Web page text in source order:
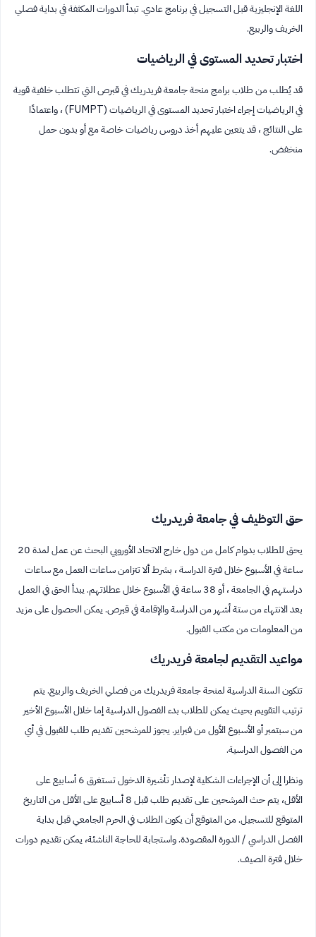
اللغة الإنجليزية قبل التسجيل في برنامج عادي. تبدأ الدورات المكثفة في بداية فصلي
الخريف والربيع.
اختبار تحديد المستوى في الرياضيات
قد يُطلب من طلاب برامج منحة جامعة فريدريك في قبرص التي تتطلب خلفية قوية
في الرياضيات إجراء اختبار تحديد المستوى في الرياضيات (FUMPT) ، واعتمادًا
على النتائج ، قد يتعين عليهم أخذ دروس رياضيات خاصة مع أو بدون حمل
منخفض.
حق التوظيف في جامعة فريدريك
يحق للطلاب بدوام كامل من دول خارج الاتحاد الأوروبي البحث عن عمل لمدة 20
ساعة في الأسبوع خلال فترة الدراسة ، بشرط ألا تتزامن ساعات العمل مع ساعات
دراستهم في الجامعة ، أو 38 ساعة في الأسبوع خلال عطلاتهم. يبدأ الحق في العمل
بعد الانتهاء من ستة أشهر من الدراسة والإقامة في قبرص. يمكن الحصول على مزيد
من المعلومات من مكتب القبول.
مواعيد التقديم لجامعة فريدريك
تتكون السنة الدراسية لمنحة جامعة فريدريك من فصلي الخريف والربيع. يتم
ترتيب التقويم بحيث يمكن للطلاب بدء الفصول الدراسية إما خلال الأسبوع الأخير
من سبتمبر أو الأسبوع الأول من فبراير. يجوز للمرشحين تقديم طلب للقبول في أي
من الفصول الدراسية.
ونظرا إلى أن الإجراءات الشكلية لإصدار تأشيرة الدخول تستغرق 6 أسابيع على
الأقل، يتم حث المرشحين على تقديم طلب قبل 8 أسابيع على الأقل من التاريخ
المتوقع للتسجيل. من المتوقع أن يكون الطلاب في الحرم الجامعي قبل بداية
الفصل الدراسي / الدورة المقصودة. واستجابة للحاجة الناشئة، يمكن تقديم دورات
خلال فترة الصيف.